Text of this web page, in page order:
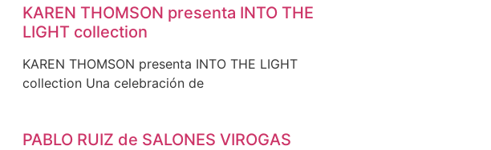
KAREN THOMSON presenta INTO THE
LIGHT collection
KAREN THOMSON presenta INTO THE LIGHT
collection Una celebración de
PABLO RUIZ de SALONES VIROGAS